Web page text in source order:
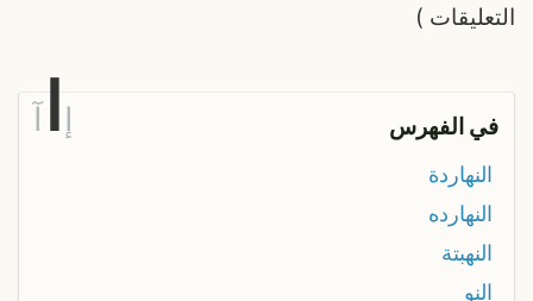
التعليقات )
في الفهرس إ آ
النهاردة
النهارده
النهبتة
النو